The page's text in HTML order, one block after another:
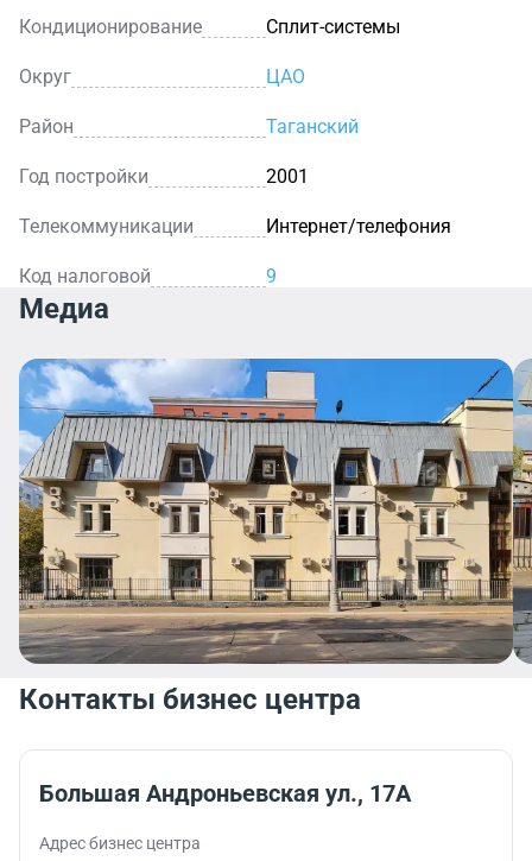
Кондиционирование Сплит-системы
Округ ЦАО
Район Таганский
Год постройки 2001
Телекоммуникации Интернет/телефония
Код налоговой 9
Медиа
Контакты бизнес центра
Большая Андроньевская ул., 17А
Адрес бизнес центра